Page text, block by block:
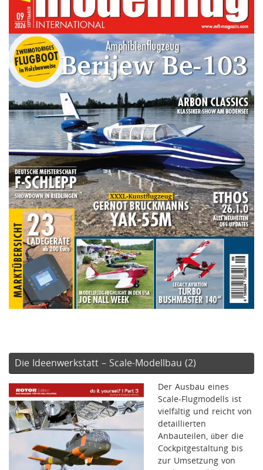
Die Ideenwerkstatt – Scale-Modellbau (2)
Der Ausbau eines
Scale-Flugmodells ist
vielfältig und reicht von
detaillierten
Anbauteilen, über die
Cockpitgestaltung bis
zur Umsetzung von